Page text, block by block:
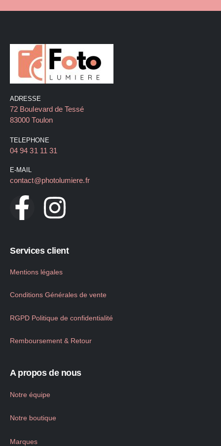
ADRESSE
72 Boulevard de Tessé
83000 Toulon
TELEPHONE
04 94 31 11 31
E-MAIL
contact@photolumiere.fr
Services client
Mentions légales
Conditions Générales de vente
RGPD Politique de confidentialité
Remboursement & Retour
A propos de nous
Notre équipe
Notre boutique
Marques